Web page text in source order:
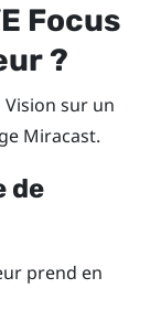
Focus
?
Vision sur un
Miracast.
de
prend en